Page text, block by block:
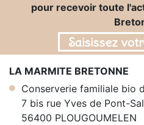
pour recevoir toute
LA MARMITE BRETONNE
Conserverie familiale bio
7 bis rue Yves de Pont-Sal
56400 PLOUGOUMELEN